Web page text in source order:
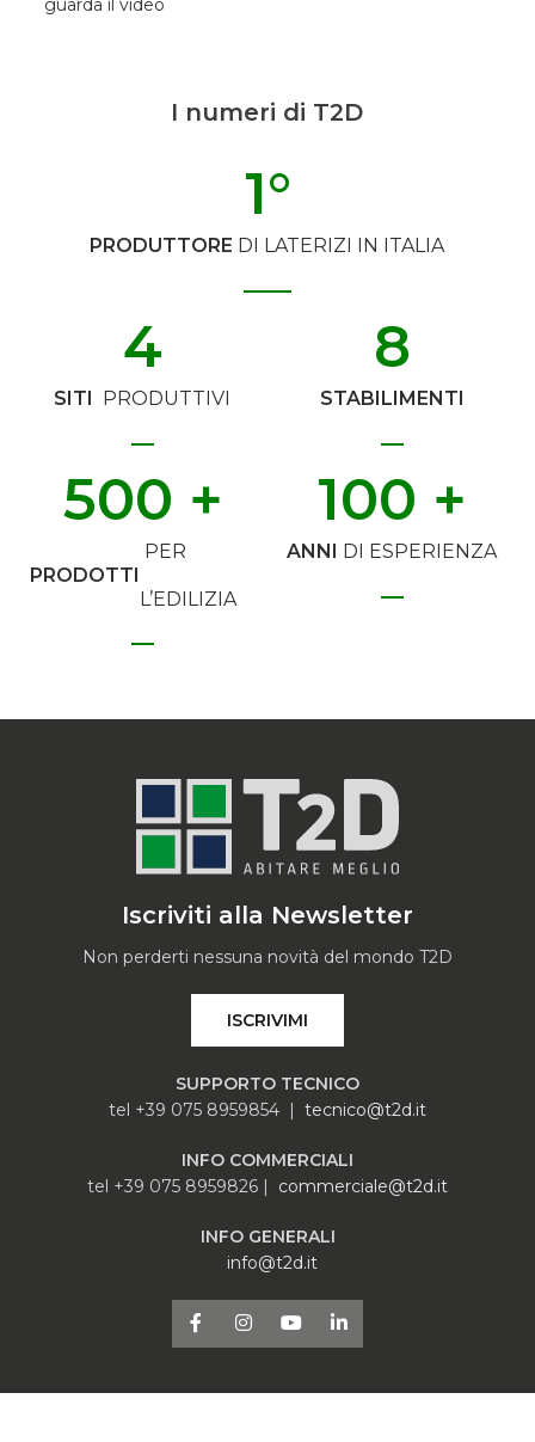
guarda il video
I numeri di T2D
PRODUTTORE DI LATERIZI IN ITALIA
1°
SITI PRODUTTIVI
4
STABILIMENTI
8
PRODOTTI
PER
L’EDILIZIA
500 +
ANNI DI ESPERIENZA
100 +
Iscriviti alla Newsletter
Non perderti nessuna novità del mondo T2D
ISCRIVIMI
SUPPORTO TECNICO
tel +39 075 8959854 | tecnico@t2d.it
INFO COMMERCIALI
tel +39 075 8959826 | commerciale@t2d.it
INFO GENERALI
info@t2d.it